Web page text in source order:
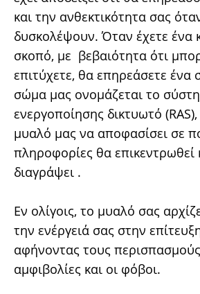
και την ανθεκτικότητα σας
δυσκολέψουν. Όταν έχετε ένα
σκοπό, με βεβαιότητα ότι
επιτύχετε, θα επηρεάσετε ένα
σώμα μας ονομάζεται το
ενεργοποίησης δικτυωτό
μυαλό μας να αποφασίσει σε
πληροφορίες θα επικεντρωθεί
διαγράψει .
Εν ολίγοις, το μυαλό σας
την ενέργειά σας στην
αφήνοντας τους
αμφιβολίες και οι φόβοι.